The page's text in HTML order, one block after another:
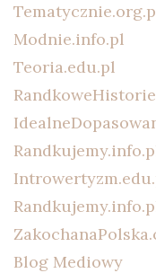
Modnie.info.pl
Teoria.edu.pl
Blog Mediowy